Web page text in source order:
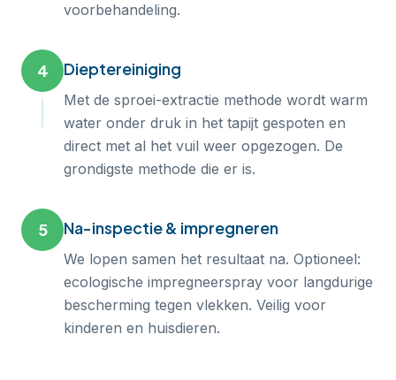
voorbehandeling.
4 Dieptereiniging
Met de sproei-extractie methode wordt warm
water onder druk in het tapijt gespoten en
direct met al het vuil weer opgezogen. De
grondigste methode die er is.
5 Na-inspectie & impregneren
We lopen samen het resultaat na. Optioneel:
ecologische impregneerspray voor langdurige
bescherming tegen vlekken. Veilig voor
kinderen en huisdieren.